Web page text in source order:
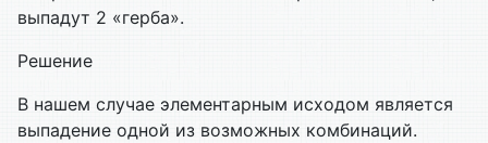
выпадут 2 «герба».
Решение
В нашем случае элементарным исходом является
выпадение одной из возможных комбинаций.